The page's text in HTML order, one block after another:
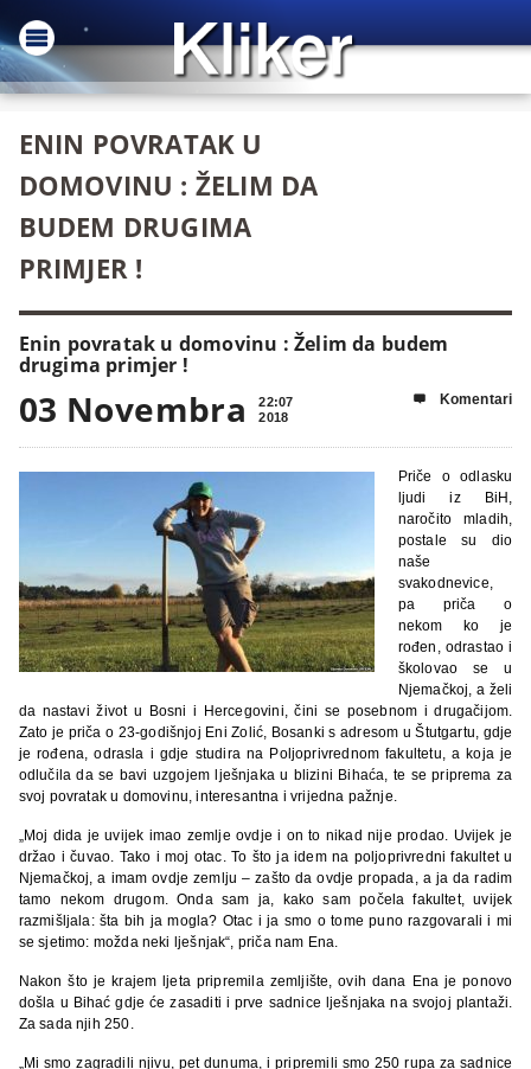
ENIN POVRATAK U
DOMOVINU : ŽELIM DA
BUDEM DRUGIMA
PRIMJER !
Enin povratak u domovinu : Želim da budem
drugima primjer !
03 Novembra
22:07
2018
 Komentari
Priče o odlasku
ljudi iz BiH,
naročito mladih,
postale su dio
naše
svakodnevice,
pa priča o
nekom ko je
rođen, odrastao i
školovao se u
Njemačkoj, a želi
da nastavi život u Bosni i Hercegovini, čini se posebnom i drugačijom.
Zato je priča o 23-godišnjoj Eni Zolić, Bosanki s adresom u Štutgartu, gdje
je rođena, odrasla i gdje studira na Poljoprivrednom fakultetu, a koja je
odlučila da se bavi uzgojem lješnjaka u blizini Bihaća, te se priprema za
svoj povratak u domovinu, interesantna i vrijedna pažnje.
„Moj dida je uvijek imao zemlje ovdje i on to nikad nije prodao. Uvijek je
držao i čuvao. Tako i moj otac. To što ja idem na poljoprivredni fakultet u
Njemačkoj, a imam ovdje zemlju – zašto da ovdje propada, a ja da radim
tamo nekom drugom. Onda sam ja, kako sam počela fakultet, uvijek
razmišljala: šta bih ja mogla? Otac i ja smo o tome puno razgovarali i mi
se sjetimo: možda neki lješnjak“, priča nam Ena.
Nakon što je krajem ljeta pripremila zemljište, ovih dana Ena je ponovo
došla u Bihać gdje će zasaditi i prve sadnice lješnjaka na svojoj plantaži.
Za sada njih 250.
„Mi smo zagradili njivu, pet dunuma, i pripremili smo 250 rupa za sadnice